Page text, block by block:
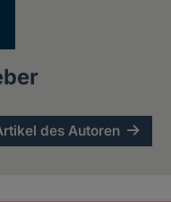
des Autoren